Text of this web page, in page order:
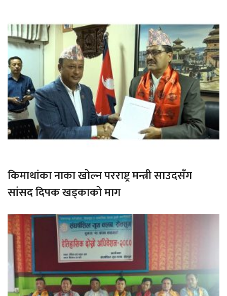
किमाथांका नाका खोल्न परराष्ट्र मन्त्री साउदसँग
सांसद दिपक खड्काको माग